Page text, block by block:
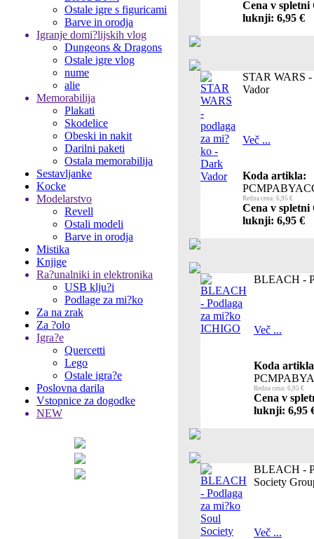
Ostale igre s figuricami
Barve in orodja
Igranje domi?lijskih vlog
Dungeons & Dragons
Ostale igre vlog
nume
alie
Memorabilija
Plakati
Skodelice
Obeski in nakit
Darilni paketi
Ostala memorabilija
Sestavljanke
Kocke
Modelarstvo
Revell
Ostali modeli
Barve in orodja
Mistika
Knjige
Ra?unalniki in elektronika
USB klju?i
Podlage za mi?ko
Za na zrak
Za ?olo
Igra?e
Quercetti
Lego
Ostale igra?e
Poslovna darila
Vstopnice za dogodke
NEW
Cena v
luknji: 6,95 €
STAR WARS -
Vador
Več ...
Koda artikla:
Redna cena: 6,95 €
Cena v
luknji: 6,95 €
BLEACH -
Več ...
Koda
Redna cena: 6,95 €
Cena v
luknji: 6,95
BLEACH -
Society
Več ...